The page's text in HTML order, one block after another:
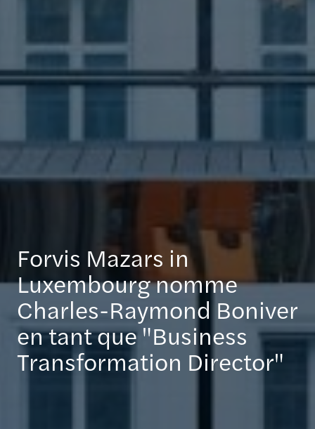
Forvis Mazars in
Luxembourg nomme
Charles-Raymond Boniver
en tant que "Business
Transformation Director"